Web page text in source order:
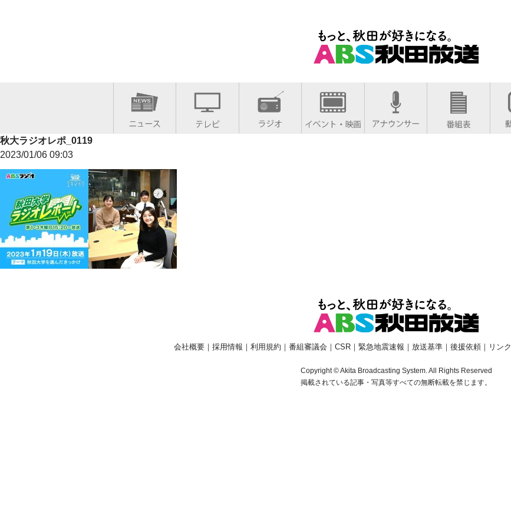
秋大ラジオレポ_0119
2023/01/06 09:03
会社概要｜ 採用情報 ｜ 利用規約 ｜ 番組審議会 ｜ CSR｜ 緊急地震速報 ｜ 放送基準｜ 後援依頼｜ リンク
Copyright © Akita Broadcasting System. All Rights Reserved
掲載されている記事・写真等すべての無断転載を禁じます。